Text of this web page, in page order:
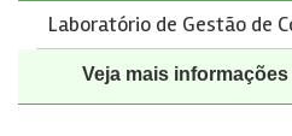
Laboratório de Gestão de
Veja mais